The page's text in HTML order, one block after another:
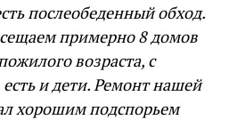
послеобеденный обход.
примерно 8 домов
возраста, с
и дети. Ремонт нашей
хорошим подспорьем